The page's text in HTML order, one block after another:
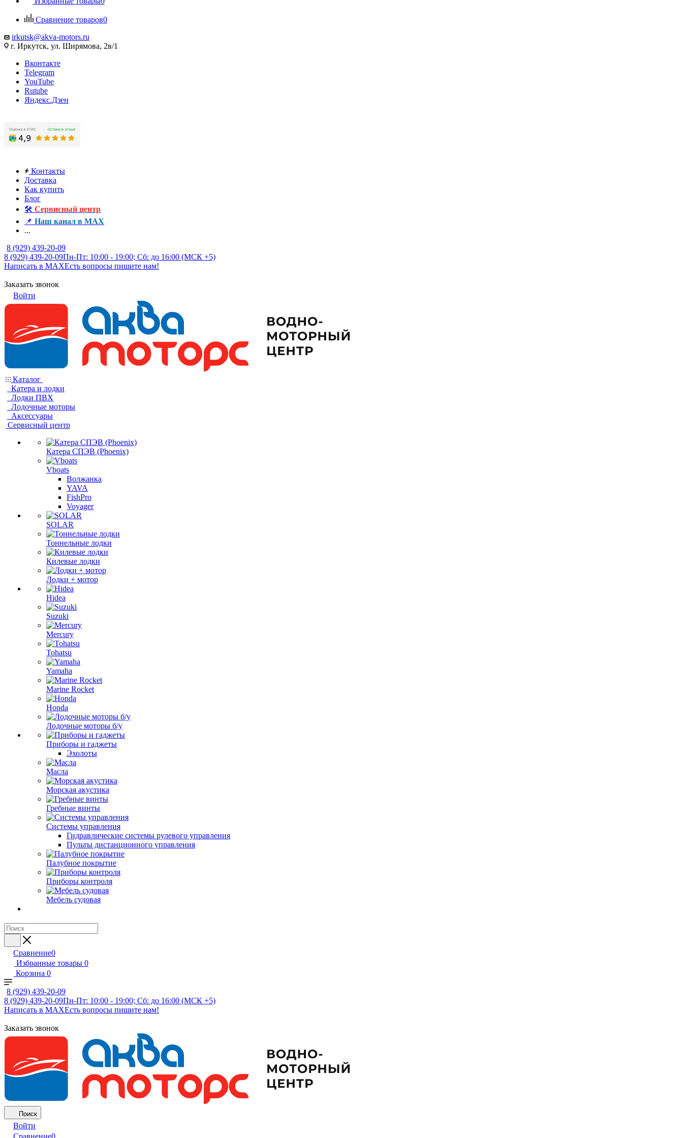
Сравнение товаров0
irkutsk@akva-motors.ru
г. Иркутск, ул. Ширямова, 2в/1
Вконтакте
Telegram
YouTube
Rutube
Яндекс.Дзен
Контакты
Доставка
Как купить
Блог
🛠️ Сервисный центр
📌 Наш канал в MAX
...
8 (929) 439-20-09
8 (929) 439-20-09Пн-Пт: 10:00 - 19:00; Сб: до 16:00 (МСК +5)
Написать в MAXЕсть вопросы пишите нам!
Заказать звонок
Войти
Каталог
Катера и лодки
Лодки ПВХ
Лодочные моторы
Аксессуары
Сервисный центр
Катера СПЭВ (Phoenix)
Vboats
Волжанка
YAVA
FishPro
Voyager
SOLAR
Тоннельные лодки
Килевые лодки
Лодки + мотор
Hidea
Suzuki
Mercury
Tohatsu
Yamaha
Marine Rocket
Honda
Лодочные моторы б/у
Приборы и гаджеты
Эхолоты
Масла
Морская акустика
Гребные винты
Системы управления
Гидравлические системы рулевого управления
Пульты дистанционного управления
Палубное покрытие
Приборы контроля
Мебель судовая
Сравнение0
Избранные товары 0
Корзина 0
8 (929) 439-20-09
8 (929) 439-20-09Пн-Пт: 10:00 - 19:00; Сб: до 16:00 (МСК +5)
Написать в MAXЕсть вопросы пишите нам!
Заказать звонок
Поиск
Войти
Сравнение0